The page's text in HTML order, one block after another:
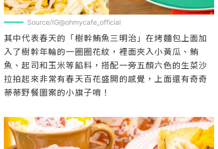
Source/IG@ohmycafe_official
其中代表春天的「樹幹鮪魚三明治」在烤麵包上面加
入了樹幹年輪的一圈圈花紋，裡面夾入小黃瓜、鮪
魚、起司和玉米等餡料，搭配一旁五顏六色的生菜沙
拉拍起來非常有春天百花盛開的感覺，上面還有奇奇
蒂蒂野餐圖案的小旗子唷！